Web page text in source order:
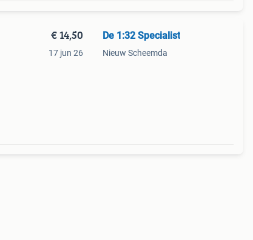
€ 14,50
17 jun 26
De 1:32 Specialist
Nieuw Scheemda